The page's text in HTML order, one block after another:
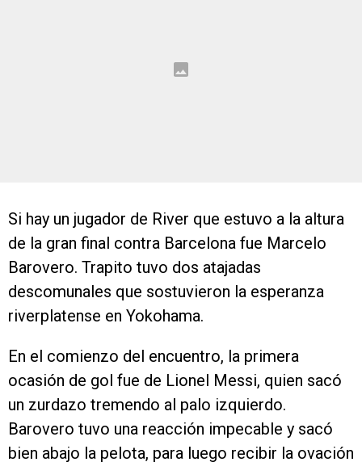
Si hay un jugador de River que estuvo a la altura
de la gran final contra Barcelona fue Marcelo
Barovero. Trapito tuvo dos atajadas
descomunales que sostuvieron la esperanza
riverplatense en Yokohama.
En el comienzo del encuentro, la primera
ocasión de gol fue de Lionel Messi, quien sacó
un zurdazo tremendo al palo izquierdo.
Barovero tuvo una reacción impecable y sacó
bien abajo la pelota, para luego recibir la ovación